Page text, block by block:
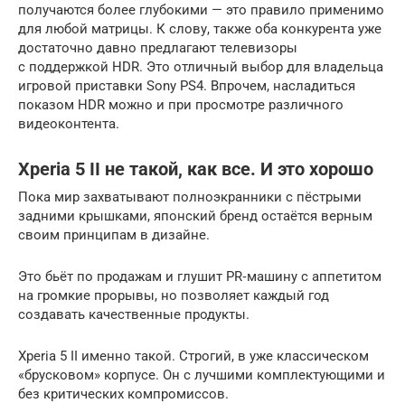
получаются более глубокими — это правило применимо
для любой матрицы. К слову, также оба конкурента уже
достаточно давно предлагают телевизоры
с поддержкой HDR. Это отличный выбор для владельца
игровой приставки Sony PS4. Впрочем, насладиться
показом HDR можно и при просмотре различного
видеоконтента.
Xperia 5 II не такой, как все. И это хорошо
Пока мир захватывают полноэкранники с пёстрыми
задними крышками, японский бренд остаётся верным
своим принципам в дизайне.
Это бьёт по продажам и глушит PR‑машину с аппетитом
на громкие прорывы, но позволяет каждый год
создавать качественные продукты.
Xperia 5 II именно такой. Строгий, в уже классическом
«брусковом» корпусе. Он с лучшими комплектующими и
без критических компромиссов.